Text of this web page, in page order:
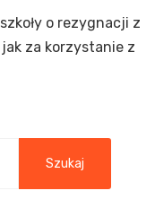
o rezygnacji z
za korzystanie z
Szukaj